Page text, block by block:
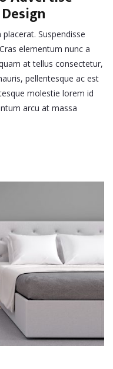
Suspendisse
elementum nunc a
at tellus consectetur,
pellentesque ac est
molestie lorem id
arcu at massa